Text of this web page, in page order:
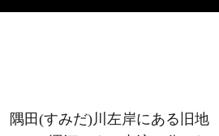
隅田(すみだ)川左岸にある旧地